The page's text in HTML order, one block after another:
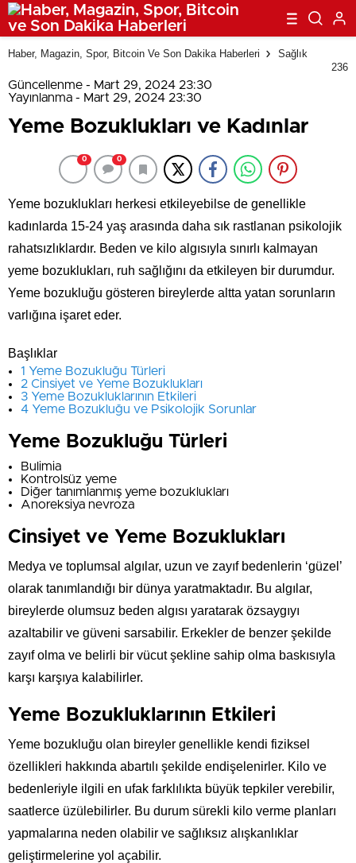
Haber, Magazin, Spor, Bitcoin Ve Son Dakika Haberleri
Sağlık
236
Güncellenme - Mart 29, 2024 23:30
Yayınlanma - Mart 29, 2024 23:30
Yeme Bozuklukları ve Kadınlar
0 0
Yeme bozuklukları herkesi etkileyebilse de genellikle
kadınlarda 15-24 yaş arasında daha sık rastlanan psikolojik
rahatsızlıklardır. Beden ve kilo algısıyla sınırlı kalmayan
yeme bozuklukları, ruh sağlığını da etkileyen bir durumdur.
Yeme bozukluğu gösteren bireylerde altta yatan sorunların
varlığına işaret eder.
Başlıklar
1 Yeme Bozukluğu Türleri
2 Cinsiyet ve Yeme Bozuklukları
3 Yeme Bozukluklarının Etkileri
4 Yeme Bozukluğu ve Psikolojik Sorunlar
Yeme Bozukluğu Türleri
Bulimia
Kontrolsüz yeme
Diğer tanımlanmış yeme bozuklukları
Anoreksiya nevroza
Cinsiyet ve Yeme Bozuklukları
Medya ve toplumsal algılar, uzun ve zayıf bedenlerin ‘güzel’
olarak tanımlandığı bir dünya yaratmaktadır. Bu algılar,
bireylerde olumsuz beden algısı yaratarak özsaygıyı
azaltabilir ve güveni sarsabilir. Erkekler de benzer şekilde
zayıf olma ve belirli bir vücut şekline sahip olma baskısıyla
karşı karşıya kalabilirler.
Yeme Bozukluklarının Etkileri
Yeme bozukluğu olan bireyler genellikle kendi fiziksel
özellikleri hakkında abartılı şekilde endişelenirler. Kilo ve
bedenleriyle ilgili en ufak farklılıkta büyük tepkiler verebilir,
saatlerce üzülebilirler. Bu durum sürekli kilo verme planları
yapmalarına neden olabilir ve sağlıksız alışkanlıklar
geliştirmelerine yol açabilir.